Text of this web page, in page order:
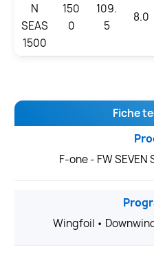
N
SEAS
1500
150
0
109.
5
8.0
Fiche
F-one - FW SEVEN
Wingfoil •